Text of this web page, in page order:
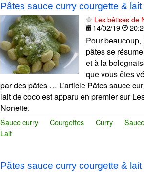
Pâtes sauce curry courgette &
Les bêtises de
14/02/19
Pour beaucoup,
pâtes se
et à la
que vous êtes
par des pâtes … L’article Pâtes sauce
lait de coco est apparu en premier sur
Nonette.
Sauce curry Courgettes Curry
Lait
Pâtes sauce curry courgette &